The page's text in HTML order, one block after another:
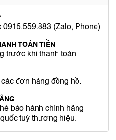
0915.559.883 (Zalo, Phone)
TOÁN TIỀN
trước khi thanh toán
đơn hàng đồng hồ.
bảo hành chính hãng
tuỳ thương hiệu.